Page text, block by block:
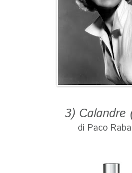
3) Calandre
di Paco